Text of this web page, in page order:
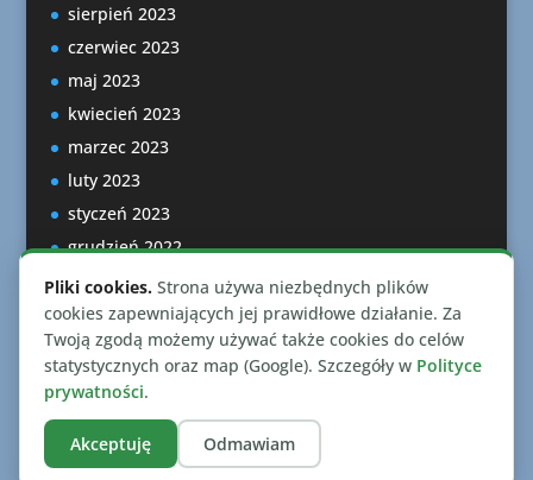
sierpień 2023
czerwiec 2023
maj 2023
kwiecień 2023
marzec 2023
luty 2023
styczeń 2023
grudzień 2022
listopad 2022
październik 2022
Zaprojektowano przezElegant Themes
Pliki cookies. Strona używa niezbędnych plików
cookies zapewniających jej prawidłowe działanie. Za
Twoją zgodą możemy używać także cookies do celów
statystycznych oraz map (Google). Szczegóły w Polityce
prywatności.
Akceptuję Odmawiam